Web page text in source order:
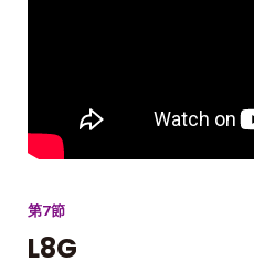
第7節
L8G